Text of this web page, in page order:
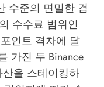
수준의 면밀한 검
수수료 범위인
인트 격차에 달
가진 두 Binance
을 스테이킹하